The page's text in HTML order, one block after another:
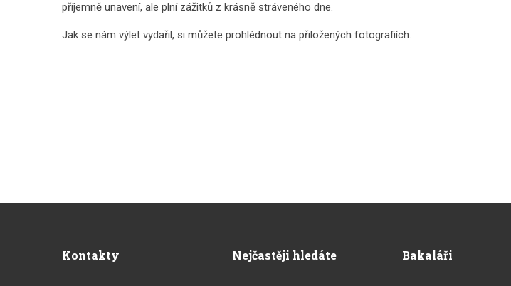
příjemně unavení, ale plní zážitků z krásně stráveného dne.
Jak se nám výlet vydařil, si můžete prohlédnout na přiložených fotografiích.
Kontakty Nejčastěji hledáte Bakaláři